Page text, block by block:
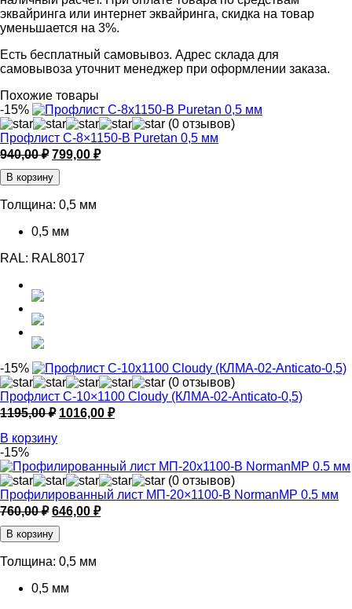
эквайринга или интернет эквайринга, скидка на товар
уменьшается на 3%.
Есть бесплатный самовывоз. Адрес склада для
самовывоза уточнит менеджер при оформлении заказа.
Похожие товары
-15%
(0 отзывов)
Профлист С-8×1150-B Puretan 0,5 мм
940,00₽ Первоначальная
цена
составляла
940,00 ₽.
799,00 ₽Текущая
В корзину
Толщина: 0,5 мм
0,5 мм
RAL: RAL8017
-15%
(0 отзывов)
Профлист С-10×1100 Cloudy (КЛМА-02-Anticato-0,5)
1195,00₽ Первоначальная
1016,00 ₽Текущая
В корзину
-15%
(0 отзывов)
Профилированный лист МП-20×1100-B NormanMP 0.5 мм
760,00₽ Первоначальная
цена
составляла
760,00 ₽.
646,00 ₽Текущая
В корзину
Толщина: 0,5 мм
0,5 мм